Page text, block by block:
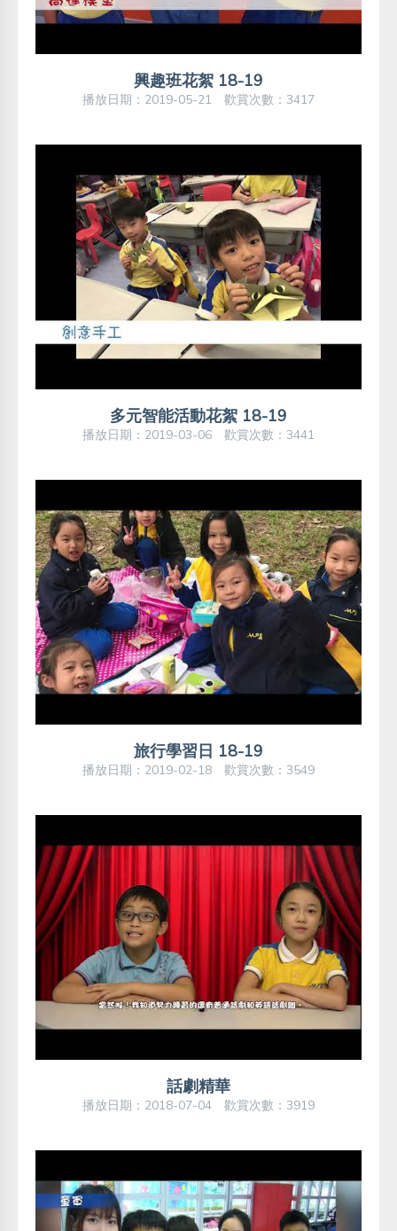
興趣班花絮 18-19
播放日期：2019-05-21 歡賞次數：3417
多元智能活動花絮 18-19
播放日期：2019-03-06 歡賞次數：3441
旅行學習日 18-19
播放日期：2019-02-18 歡賞次數：3549
話劇精華
播放日期：2018-07-04 歡賞次數：3919